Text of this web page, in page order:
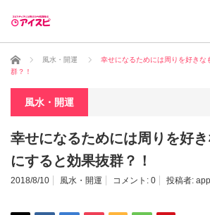
ホーム 風水・開運
幸せになるためには周りを好きな
群？！
風水・開運
幸せになるためには周りを好
にすると効果抜群？！
2018/8/10 風水・開運 コメント: 0 投稿者: